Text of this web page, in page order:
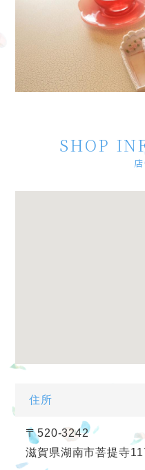
SHOP
住所
〒520-3242
滋賀県湖南市菩提寺